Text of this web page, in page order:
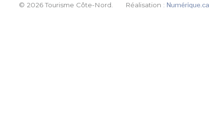
© 2026 Tourisme Côte-Nord. Réalisation :Numérique.ca